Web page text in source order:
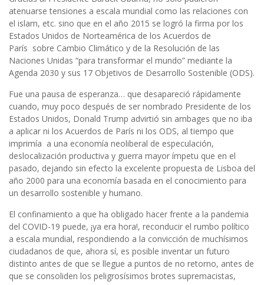
atenuarse tensiones a escala mundial como las relaciones con
el islam, etc. sino que en el año 2015 se logró la firma por los
Estados Unidos de Norteamérica de los Acuerdos de
París sobre Cambio Climático y de la Resolución de las
Naciones Unidas “para transformar el mundo” mediante la
Agenda 2030 y sus 17 Objetivos de Desarrollo Sostenible (ODS).
Fue una pausa de esperanza… que desapareció rápidamente
cuando, muy poco después de ser nombrado Presidente de los
Estados Unidos, Donald Trump advirtió sin ambages que no iba
a aplicar ni los Acuerdos de París ni los ODS, al tiempo que
imprimía a una economía neoliberal de especulación,
deslocalización productiva y guerra mayor ímpetu que en el
pasado, dejando sin efecto la excelente propuesta de Lisboa del
año 2000 para una economía basada en el conocimiento para
un desarrollo sostenible y humano.
El confinamiento a que ha obligado hacer frente a la pandemia
del COVID-19 puede, ¡ya era hora!, reconducir el rumbo político
a escala mundial, respondiendo a la convicción de muchísimos
ciudadanos de que, ahora sí, es posible inventar un futuro
distinto antes de que se llegue a puntos de no retorno, antes de
que se consoliden los peligrosísimos brotes supremacistas,